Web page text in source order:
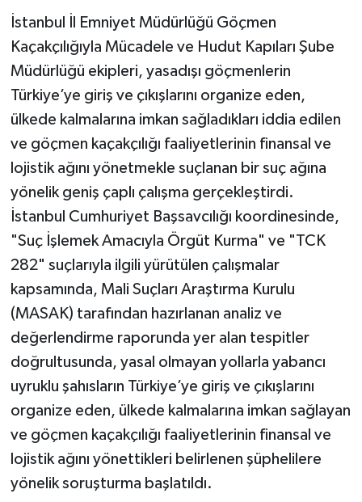
İstanbul İl Emniyet Müdürlüğü Göçmen
Kaçakçılığıyla Mücadele ve Hudut Kapıları Şube
Müdürlüğü ekipleri, yasadışı göçmenlerin
Türkiye’ye giriş ve çıkışlarını organize eden,
ülkede kalmalarına imkan sağladıkları iddia edilen
ve göçmen kaçakçılığı faaliyetlerinin finansal ve
lojistik ağını yönetmekle suçlanan bir suç ağına
yönelik geniş çaplı çalışma gerçekleştirdi.
İstanbul Cumhuriyet Başsavcılığı koordinesinde,
"Suç İşlemek Amacıyla Örgüt Kurma" ve "TCK
282" suçlarıyla ilgili yürütülen çalışmalar
kapsamında, Mali Suçları Araştırma Kurulu
(MASAK) tarafından hazırlanan analiz ve
değerlendirme raporunda yer alan tespitler
doğrultusunda, yasal olmayan yollarla yabancı
uyruklu şahısların Türkiye’ye giriş ve çıkışlarını
organize eden, ülkede kalmalarına imkan sağlayan
ve göçmen kaçakçılığı faaliyetlerinin finansal ve
lojistik ağını yönettikleri belirlenen şüphelilere
yönelik soruşturma başlatıldı.